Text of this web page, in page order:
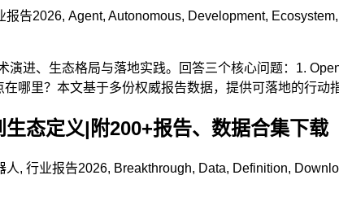
报告2026, Agent, Autonomous, Development, Ecosystem,
进、生态格局与落地实践。回答三个核心问题：1.
哪里？本文基于多份权威报告数据，提供可落地的行动
态定义|附200+报告、数据合集下载
人, 行业报告2026, Breakthrough, Data, Definition,